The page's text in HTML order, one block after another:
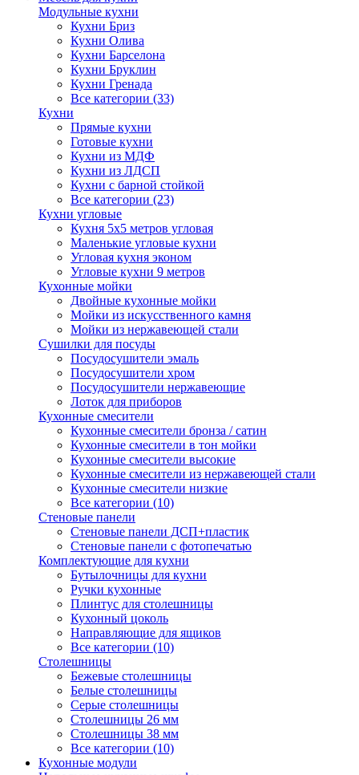
Модульные кухни
Кухни Бриз
Кухни Олива
Кухни Барселона
Кухни Бруклин
Кухни Гренада
Все категории (33)
Кухни
Прямые кухни
Готовые кухни
Кухни из МДФ
Кухни из ЛДСП
Кухни с барной стойкой
Все категории (23)
Кухни угловые
Кухня 5х5 метров угловая
Маленькие угловые кухни
Угловая кухня эконом
Угловые кухни 9 метров
Кухонные мойки
Двойные кухонные мойки
Мойки из искусственного камня
Мойки из нержавеющей стали
Сушилки для посуды
Посудосушители эмаль
Посудосушители хром
Посудосушители нержавеющие
Лоток для приборов
Кухонные смесители
Кухонные смесители бронза / сатин
Кухонные смесители в тон мойки
Кухонные смесители высокие
Кухонные смесители из нержавеющей стали
Кухонные смесители низкие
Все категории (10)
Стеновые панели
Стеновые панели ДСП+пластик
Стеновые панели с фотопечатью
Комплектующие для кухни
Бутылочницы для кухни
Ручки кухонные
Плинтус для столешницы
Кухонный цоколь
Направляющие для ящиков
Все категории (10)
Столешницы
Бежевые столешницы
Белые столешницы
Серые столешницы
Столешницы 26 мм
Столешницы 38 мм
Все категории (10)
Кухонные модули